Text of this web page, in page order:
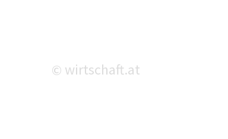
© wirtschaft.at